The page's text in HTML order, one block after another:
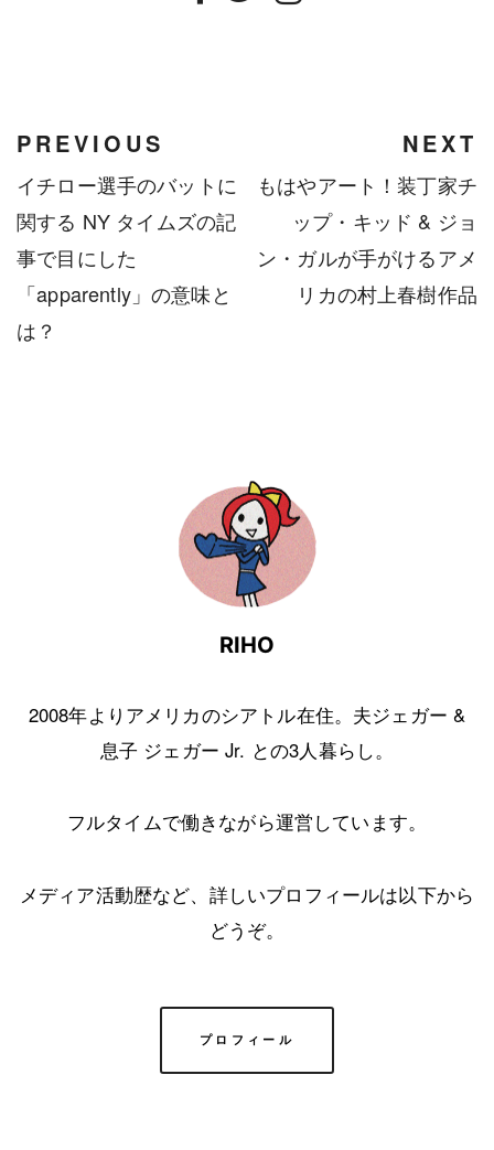
PREVIOUS
イチロー選手のバットに
関する NY タイムズの記
事で目にした
「apparently」の意味と
は？
NEXT
もはやアート！装丁家チ
ップ・キッド & ジョ
ン・ガルが手がけるアメ
リカの村上春樹作品
RIHO
2008年よりアメリカのシアトル在住。夫ジェガー &
息子 ジェガー Jr. との3人暮らし。
フルタイムで働きながら運営しています。
メディア活動歴など、詳しいプロフィールは以下から
どうぞ。
プロフィール